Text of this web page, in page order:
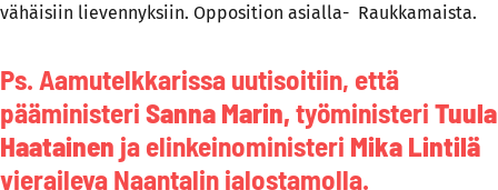
vähäisiin lievennyksiin. Opposition asialla- Raukkamaista.
Ps. Aamutelkkarissa uutisoitiin, että
pääministeri Sanna Marin, työministeri Tuula
Haatainen ja elinkeinoministeri Mika Lintilä
vieraileva Naantalin jalostamolla.